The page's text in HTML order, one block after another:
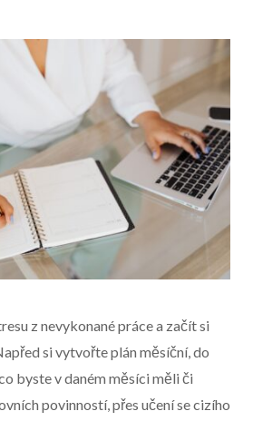
z nevykonané práce a začít si
si vytvořte plán měsíční, do
byste v daném měsíci měli či
povinností, přes učení se cizího